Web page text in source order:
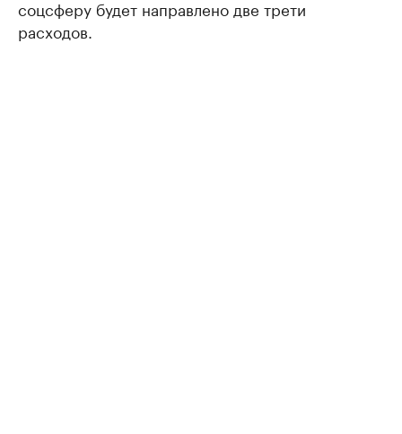
соцсферу будет направлено две трети
расходов.